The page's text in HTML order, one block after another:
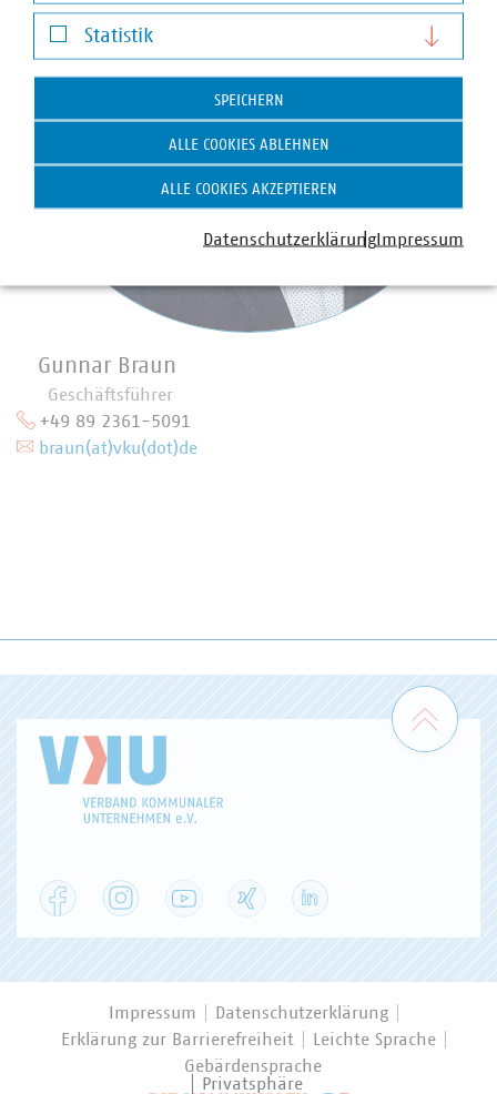
Gunnar Braun
Geschäftsführer
+49 89 2361-5091
braun(at)vku(dot)de
Zum
Facebook Instagram YouTube
Impressum
Datenschutzerklärung
Erklärung zur Barrierefreiheit
Leichte Sprache
Gebärdensprache
Privatsphäre
Darstellung von YouTube-Videos
Statistik
Statistik
SPEICHERN
ALLE COOKIES ABLEHNEN
ALLE COOKIES AKZEPTIEREN
DatenschutzerklärungImpressum